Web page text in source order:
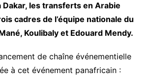
Dakar, les transferts en Arabie
cadres de l’équipe nationale du
Koulibaly et Edouard Mendy.
de chaîne événementielle
à cet événement panafricain :